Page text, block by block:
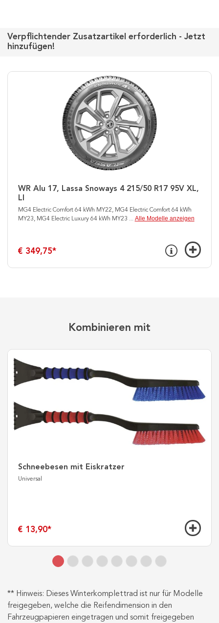
Verpflichtender Zusatzartikel erforderlich - Jetzt
hinzufügen!
WR Alu 17, Lassa Snoways 4 215/50 R17 95V XL,
LI
MG4 Electric Comfort 64 kWh MY22, MG4 Electric Comfort 64 kWh
MY23, MG4 Electric Luxury 64 kWh MY23 ... Alle Modelle anzeigen
€ 349,75*
Kombinieren mit
Schneebesen mit Eiskratzer
Universal
€ 13,90*
** Hinweis: Dieses Winterkomplettrad ist nur für Modelle
freigegeben, welche die Reifendimension in den
Fahrzeugpapieren eingetragen und somit freigegeben